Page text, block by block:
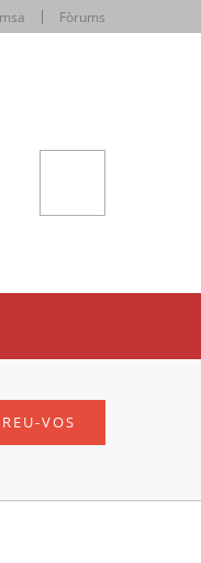
Fòrums
VOS